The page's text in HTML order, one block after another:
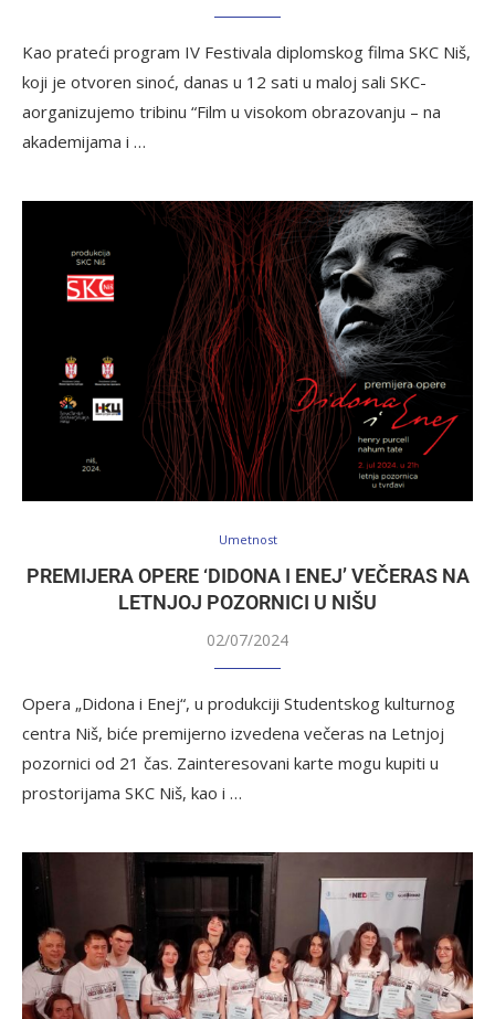
Kao prateći program IV Festivala diplomskog filma SKC Niš,
koji je otvoren sinoć, danas u 12 sati u maloj sali SKC-
aorganizujemo tribinu “Film u visokom obrazovanju – na
akademijama i …
Umetnost
PREMIJERA OPERE ‘DIDONA I ENEJ’ VEČERAS NA
LETNJOJ POZORNICI U NIŠU
02/07/2024
Opera „Didona i Enej“, u produkciji Studentskog kulturnog
centra Niš, biće premijerno izvedena večeras na Letnjoj
pozornici od 21 čas. Zainteresovani karte mogu kupiti u
prostorijama SKC Niš, kao i …